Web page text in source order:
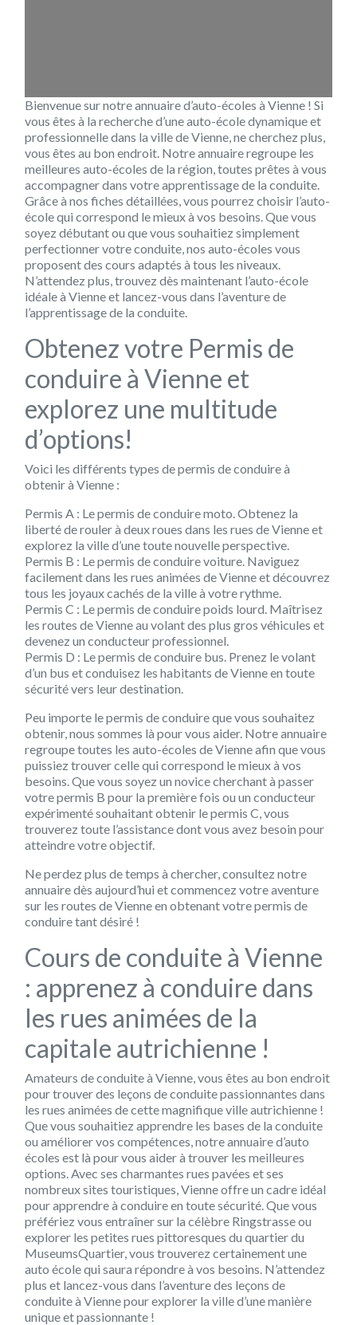
Bienvenue sur notre annuaire d’auto-écoles à Vienne ! Si
vous êtes à la recherche d’une auto-école dynamique et
professionnelle dans la ville de Vienne, ne cherchez plus,
vous êtes au bon endroit. Notre annuaire regroupe les
meilleures auto-écoles de la région, toutes prêtes à vous
accompagner dans votre apprentissage de la conduite.
Grâce à nos fiches détaillées, vous pourrez choisir l’auto-
école qui correspond le mieux à vos besoins. Que vous
soyez débutant ou que vous souhaitiez simplement
perfectionner votre conduite, nos auto-écoles vous
proposent des cours adaptés à tous les niveaux.
N’attendez plus, trouvez dès maintenant l’auto-école
idéale à Vienne et lancez-vous dans l’aventure de
l’apprentissage de la conduite.
Obtenez votre Permis de
conduire à Vienne et
explorez une multitude
d’options!
Voici les différents types de permis de conduire à
obtenir à Vienne :
Permis A : Le permis de conduire moto. Obtenez la
liberté de rouler à deux roues dans les rues de Vienne et
explorez la ville d’une toute nouvelle perspective.
Permis B : Le permis de conduire voiture. Naviguez
facilement dans les rues animées de Vienne et découvrez
tous les joyaux cachés de la ville à votre rythme.
Permis C : Le permis de conduire poids lourd. Maîtrisez
les routes de Vienne au volant des plus gros véhicules et
devenez un conducteur professionnel.
Permis D : Le permis de conduire bus. Prenez le volant
d’un bus et conduisez les habitants de Vienne en toute
sécurité vers leur destination.
Peu importe le permis de conduire que vous souhaitez
obtenir, nous sommes là pour vous aider. Notre annuaire
regroupe toutes les auto-écoles de Vienne afin que vous
puissiez trouver celle qui correspond le mieux à vos
besoins. Que vous soyez un novice cherchant à passer
votre permis B pour la première fois ou un conducteur
expérimenté souhaitant obtenir le permis C, vous
trouverez toute l’assistance dont vous avez besoin pour
atteindre votre objectif.
Ne perdez plus de temps à chercher, consultez notre
annuaire dès aujourd’hui et commencez votre aventure
sur les routes de Vienne en obtenant votre permis de
conduire tant désiré !
Cours de conduite à Vienne
: apprenez à conduire dans
les rues animées de la
capitale autrichienne !
Amateurs de conduite à Vienne, vous êtes au bon endroit
pour trouver des leçons de conduite passionnantes dans
les rues animées de cette magnifique ville autrichienne !
Que vous souhaitiez apprendre les bases de la conduite
ou améliorer vos compétences, notre annuaire d’auto
écoles est là pour vous aider à trouver les meilleures
options. Avec ses charmantes rues pavées et ses
nombreux sites touristiques, Vienne offre un cadre idéal
pour apprendre à conduire en toute sécurité. Que vous
préfériez vous entraîner sur la célèbre Ringstrasse ou
explorer les petites rues pittoresques du quartier du
MuseumsQuartier, vous trouverez certainement une
auto école qui saura répondre à vos besoins. N’attendez
plus et lancez-vous dans l’aventure des leçons de
conduite à Vienne pour explorer la ville d’une manière
unique et passionnante !